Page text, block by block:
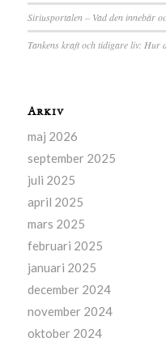
Siriusportalen – Vad den innebär
Tankens kraft och tidigare liv: Hur
Arkiv
maj 2026
september 2025
juli 2025
april 2025
mars 2025
februari 2025
januari 2025
december 2024
november 2024
oktober 2024